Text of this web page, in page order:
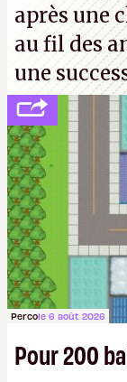
après une
au fil des
une
Percole 6 août 2026
Pour 200